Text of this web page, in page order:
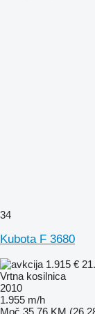
34
Kubota F 3680
1.915 €
Vrtna kosilnica
2010
1.955 m/h
Moč 35.76 KM